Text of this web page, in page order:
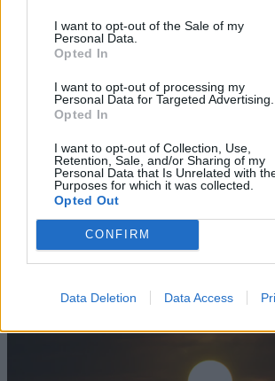
I want to opt-out of the Sale of my
Personal Data.
Opted In
I want to opt-out of processing my
Personal Data for Targeted Advertising.
Opted In
I want to opt-out of Collection, Use,
Retention, Sale, and/or Sharing of my
Personal Data that Is Unrelated with
Purposes for which it was collected.
Opted Out
CONFIRM
Data Deletion Data Access
Szöllősi Gáborral, a Gardenfutura
Minden évszázadra
AGRÁRIUM
Miért viseli meg az
és mit tehetünk